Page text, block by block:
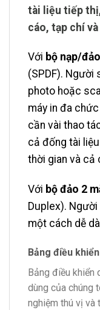
tài liệu tiếp
cáo, tạp chí
Với bộ nạp/
(SPDF). Người
photo hoặc
máy in đa
cần vài thao
cả đống tài
thời gian và cả
Với bộ đảo 2
Duplex).
một cách dễ
Bảng điều
Bảng điều khiển
dùng của chúng
nghiệm thú vị và